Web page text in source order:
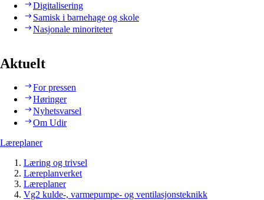
Digitalisering
Samisk i barnehage og skole
Nasjonale minoriteter
Aktuelt
For pressen
Høringer
Nyhetsvarsel
Om Udir
Læreplaner
Læring og trivsel
Læreplanverket
Læreplaner
Vg2 kulde-, varmepumpe- og ventilasjonsteknikk